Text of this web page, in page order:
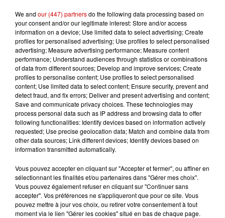
Gagnez vos places pour le
festival Marché Gourmand 2026
à Coulon !
Le Duel - Gagnez vos entrées
pour l'un des zoos de nos
régions !
Destination Vacances - Gagnez
votre séjour en famille au cœur
de la...
We and our (447) partnersdo the following data processing based on
your consent and/or our legitimate interest: Store and/or access
information on a device; Use limited data to select advertising; Create
profiles for personalised advertising; Use profiles to select personalised
advertising; Measure advertising performance; Measure content
performance; Understand audiences through statistics or combinations
of data from different sources; Develop and improve services; Create
profiles to personalise content; Use profiles to select personalised
content; Use limited data to select content; Ensure security, prevent and
detect fraud, and fix errors; Deliver and present advertising and content;
Save and communicate privacy choices. These technologies may
process personal data such as IP address and browsing data to offer
following functionalities: Identify devices based on information actively
requested; Use precise geolocation data; Match and combine data from
other data sources; Link different devices; Identify devices based on
information transmitted automatically.
Vous pouvez accepter en cliquant sur "Accepter et fermer", ou affiner en
sélectionnant les finalités et/ou partenaires dans "Gérer mes choix".
Vous pouvez également refuser en cliquant sur "Continuer sans
accepter". Vos préférences ne s'appliqueront que pour ce site. Vous
pouvez mettre à jour vos choix, ou retirer votre consentement à tout
moment via le lien "Gérer les cookies" situé en bas de chaque page.